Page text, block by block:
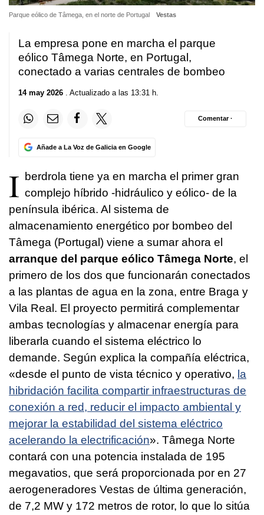
Parque eólico de Tâmega, en el norte de Portugal Vestas
La empresa pone en marcha el parque
eólico Tâmega Norte, en Portugal,
conectado a varias centrales de bombeo
14 may 2026 . Actualizado a las 13:31 h.
Añade a La Voz de Galicia en Google
Comentar ·
I berdrola tiene ya en marcha el primer gran
complejo híbrido -hidráulico y eólico- de la
península ibérica. Al sistema de
almacenamiento energético por bombeo del
Tâmega (Portugal) viene a sumar ahora el
arranque del parque eólico Tâmega Norte, el
primero de los dos que funcionarán conectados
a las plantas de agua en la zona, entre Braga y
Vila Real. El proyecto permitirá complementar
ambas tecnologías y almacenar energía para
liberarla cuando el sistema eléctrico lo
demande. Según explica la compañía eléctrica,
«desde el punto de vista técnico y operativo, la
hibridación facilita compartir infraestructuras de
conexión a red, reducir el impacto ambiental y
mejorar la estabilidad del sistema eléctrico
acelerando la electrificación». Tâmega Norte
contará con una potencia instalada de 195
megavatios, que será proporcionada por en 27
aerogeneradores Vestas de última generación,
de 7,2 MW y 172 metros de rotor, lo que lo sitúa